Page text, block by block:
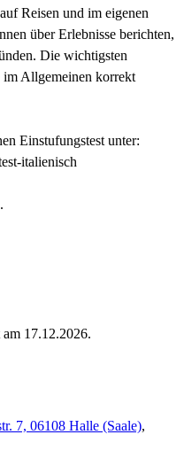
Reisen und im eigenen
über Erlebnisse berichten,
Die wichtigsten
im Allgemeinen korrekt
Einstufungstest unter:
italienisch
17.12.2026.
7, 06108 Halle (Saale),